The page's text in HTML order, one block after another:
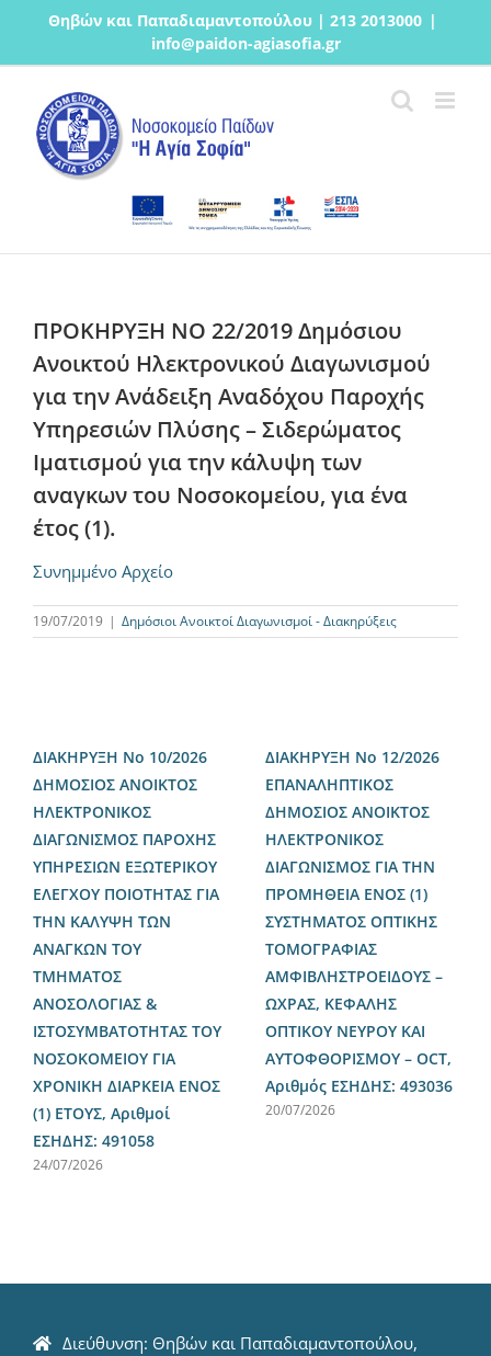
Μετάβαση
περιεχόμενο
Θηβών και Παπαδιαμαντοπούλου | 213 2013000 |
info@paidon-agiasofia.gr
ΠΡΟΚΗΡΥΞΗ ΝΟ 22/2019 Δημόσιου
Ανοικτού Ηλεκτρονικού Διαγωνισμού
για την Ανάδειξη Αναδόχου Παροχής
Υπηρεσιών Πλύσης – Σιδερώματος
Ιματισμού για την κάλυψη των
αναγκων του Νοσοκομείου, για ένα
έτος (1).
Συνημμένο Αρχείο
19/07/2019 | Δημόσιοι Ανοικτοί Διαγωνισμοί - Διακηρύξεις
ΔΙΑΚΗΡΥΞΗ Νο 10/2026
ΔΗΜΟΣΙΟΣ ΑΝΟΙΚΤΟΣ
ΗΛΕΚΤΡΟΝΙΚΟΣ
ΔΙΑΓΩΝΙΣΜΟΣ ΠΑΡΟΧΗΣ
ΥΠΗΡΕΣΙΩΝ ΕΞΩΤΕΡΙΚΟΥ
ΕΛΕΓΧΟΥ ΠΟΙΟΤΗΤΑΣ ΓΙΑ
ΤΗΝ ΚΑΛΥΨΗ ΤΩΝ
ΑΝΑΓΚΩΝ ΤΟΥ
ΤΜΗΜΑΤΟΣ
ΑΝΟΣΟΛΟΓΙΑΣ &
ΙΣΤΟΣΥΜΒΑΤΟΤΗΤΑΣ ΤΟΥ
ΝΟΣΟΚΟΜΕΙΟΥ ΓΙΑ
ΧΡΟΝΙΚΗ ΔΙΑΡΚΕΙΑ ΕΝΟΣ
(1) ΕΤΟΥΣ, Αριθμοί
ΕΣΗΔΗΣ: 491058
24/07/2026
ΔΙΑΚΗΡΥΞΗ Νο 12/2026
ΕΠΑΝΑΛΗΠΤΙΚΟΣ
ΔΗΜΟΣΙΟΣ ΑΝΟΙΚΤΟΣ
ΗΛΕΚΤΡΟΝΙΚΟΣ
ΔΙΑΓΩΝΙΣΜΟΣ ΓΙΑ ΤΗΝ
ΠΡΟΜΗΘΕΙΑ ΕΝΟΣ (1)
ΣΥΣΤΗΜΑΤΟΣ ΟΠΤΙΚΗΣ
ΤΟΜΟΓΡΑΦΙΑΣ
ΑΜΦΙΒΛΗΣΤΡΟΕΙΔΟΥΣ –
ΩΧΡΑΣ, ΚΕΦΑΛΗΣ
ΟΠΤΙΚΟΥ ΝΕΥΡΟΥ ΚΑΙ
ΑΥΤΟΦΘΟΡΙΣΜΟΥ – OCT,
Αριθμός ΕΣΗΔΗΣ: 493036
20/07/2026
Διεύθυνση: Θηβών και Παπαδιαμαντοπούλου,